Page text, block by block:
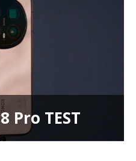
Pro TEST